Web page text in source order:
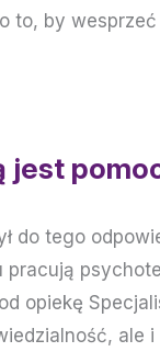
to, by
do tego
pracują
opiekę